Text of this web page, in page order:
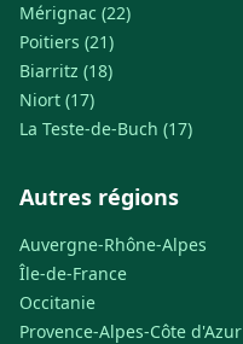
Mérignac (22)
Poitiers (21)
Biarritz (18)
Niort (17)
La Teste-de-Buch (17)
Autres régions
Auvergne-Rhône-Alpes
Île-de-France
Occitanie
Provence-Alpes-Côte d'Azur